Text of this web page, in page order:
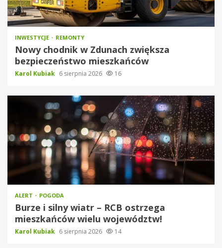
INWESTYCJE REMONTY
Nowy chodnik w Zdunach zwiększa
bezpieczeństwo mieszkańców
Karol Kubiak 6 sierpnia 2026 16
ALERT POGODA
Burze i silny wiatr – RCB ostrzega
mieszkańców wielu województw!
Karol Kubiak 6 sierpnia 2026 14